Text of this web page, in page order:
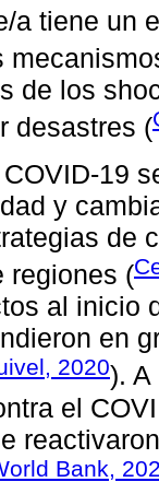
a tiene un
de los
desastres (
19
y
de
regiones (
al inicio
en
2020). A
el
Bank,